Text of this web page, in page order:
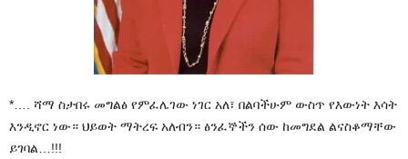
*…. ሻማ ስታበሩ መግልፅ የምፈሌገው ነገር አለ፣ በልባችሁም ውስጥ የእውነት እሳት
እንዲኖር ነው። ህይወት ማትረፍ አለብን። ፅንፈኞችን ሰው ከመግደል ልናስቆማቸው
ይገባል…!!!